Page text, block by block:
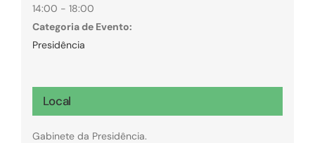
14:00 - 18:00
Categoria de Evento:
Presidência
Local
Gabinete da Presidência.